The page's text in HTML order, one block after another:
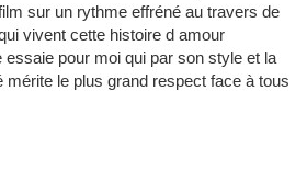
sur un rythme effréné au travers de
vivent cette histoire d amour
pour moi qui par son style et la
mérite le plus grand respect face à tous